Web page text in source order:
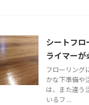
シートフ
ライマー
フローリング
かな下準備や
は、また違う
いるフ ...